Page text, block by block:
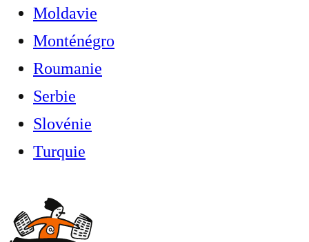
Moldavie
Monténégro
Roumanie
Serbie
Slovénie
Turquie